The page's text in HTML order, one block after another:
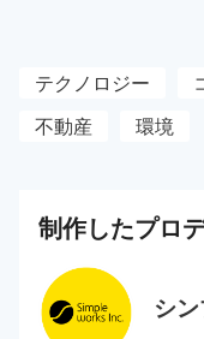
テクノロジー
不動産
環境
制作したプロ
シ